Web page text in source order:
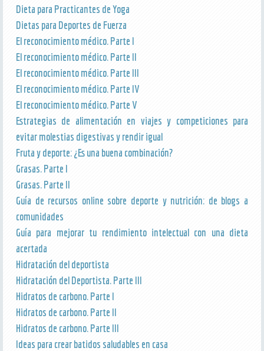
Dieta para Practicantes de Yoga
Dietas para Deportes de Fuerza
El reconocimiento médico. Parte I
El reconocimiento médico. Parte II
El reconocimiento médico. Parte III
El reconocimiento médico. Parte IV
El reconocimiento médico. Parte V
Estrategias de alimentación en viajes y competiciones para
evitar molestias digestivas y rendir igual
Fruta y deporte: ¿Es una buena combinación?
Grasas. Parte I
Grasas. Parte II
Guía de recursos online sobre deporte y nutrición: de blogs a
comunidades
Guía para mejorar tu rendimiento intelectual con una dieta
acertada
Hidratación del deportista
Hidratación del Deportista. Parte III
Hidratos de carbono. Parte I
Hidratos de carbono. Parte II
Hidratos de carbono. Parte III
Ideas para crear batidos saludables en casa